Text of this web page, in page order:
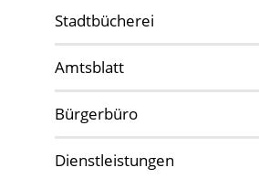
Stadtbücherei
Amtsblatt
Bürgerbüro
Dienstleistungen